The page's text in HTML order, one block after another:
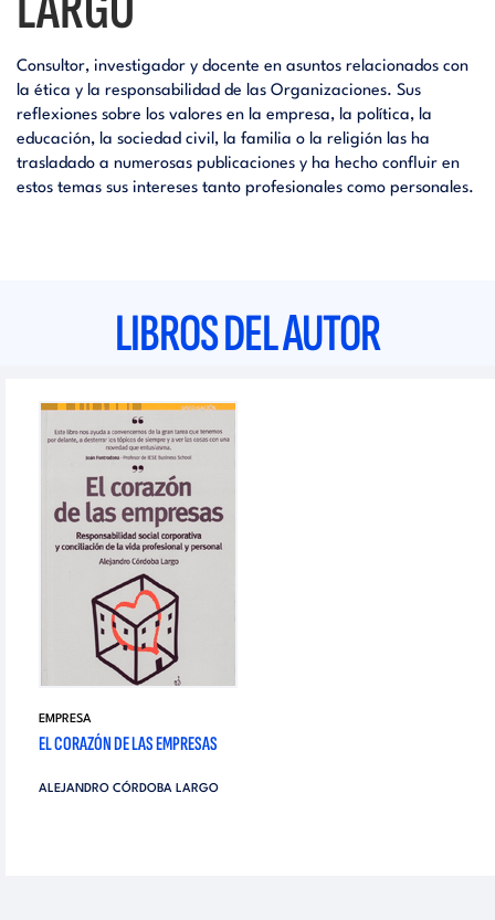
Consultor, investigador y docente en asuntos relacionados con
la ética y la responsabilidad de las Organizaciones. Sus
reflexiones sobre los valores en la empresa, la política, la
educación, la sociedad civil, la familia o la religión las ha
trasladado a numerosas publicaciones y ha hecho confluir en
estos temas sus intereses tanto profesionales como personales.
LIBROS DEL AUTOR
EMPRESA
EL CORAZÓN DE LAS EMPRESAS
ALEJANDRO CÓRDOBA LARGO